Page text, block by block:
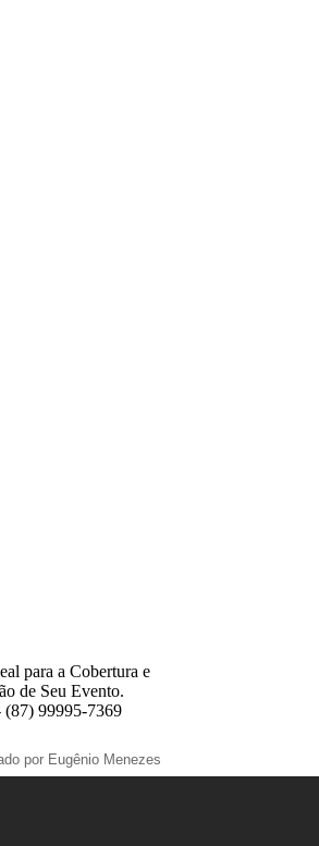
para a Cobertura e
de Seu Evento.
(87) 99995-7369
por Eugênio Menezes